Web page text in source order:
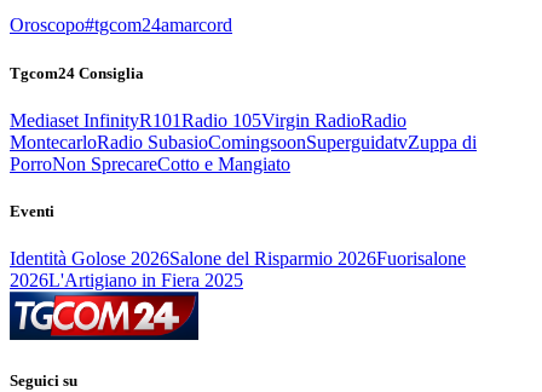
Oroscopo#tgcom24amarcord
Tgcom24 Consiglia
Mediaset InfinityR101Radio 105Virgin RadioRadio
MontecarloRadio SubasioComingsoonSuperguidatvZuppa di
PorroNon SprecareCotto e Mangiato
Eventi
Identità Golose 2026Salone del Risparmio 2026Fuorisalone
2026L'Artigiano in Fiera 2025
Seguici su